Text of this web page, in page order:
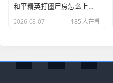
和平精英打僵尸房怎么上去？揭秘生化模式与创意工坊登顶全攻略和平精英打僵尸房怎么上去的
2026-08-07 185 人在看